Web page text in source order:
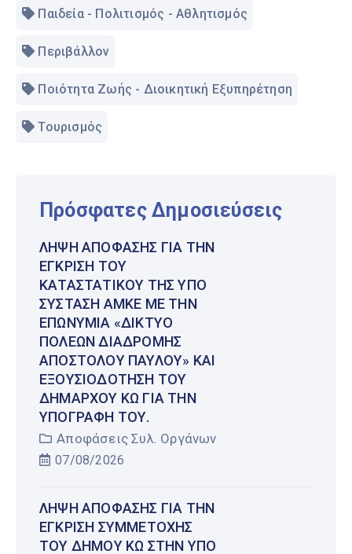
Παιδεία - Πολιτισμός - Αθλητισμός
Περιβάλλον
Ποιότητα Ζωής - Διοικητική Εξυπηρέτηση
Τουρισμός
Πρόσφατες Δημοσιεύσεις
ΛΉΨΗ ΑΠΌΦΑΣΗΣ ΓΙΑ ΤΗΝ
ΈΓΚΡΙΣΗ ΤΟΥ
ΚΑΤΑΣΤΑΤΙΚΟΎ ΤΗΣ ΥΠΌ
ΣΎΣΤΑΣΗ ΑΜΚΕ ΜΕ ΤΗΝ
ΕΠΩΝΥΜΊΑ «ΔΊΚΤΥΟ
ΠΌΛΕΩΝ ΔΙΑΔΡΟΜΉΣ
ΑΠΟΣΤΌΛΟΥ ΠΑΎΛΟΥ» ΚΑΙ
ΕΞΟΥΣΙΟΔΌΤΗΣΗ ΤΟΥ
ΔΗΜΆΡΧΟΥ ΚΩ ΓΙΑ ΤΗΝ
ΥΠΟΓΡΑΦΉ ΤΟΥ.
Αποφάσεις Συλ. Οργάνων
07/08/2026
ΛΉΨΗ ΑΠΌΦΑΣΗΣ ΓΙΑ ΤΗΝ
ΈΓΚΡΙΣΗ ΣΥΜΜΕΤΟΧΉΣ
ΤΟΥ ΔΉΜΟΥ ΚΩ ΣΤΗΝ ΥΠΌ